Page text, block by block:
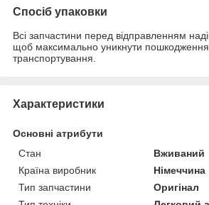
Спосіб упаковки
Всі запчастини перед відправленням
щоб максимально уникнути пошкодження
транспортування.
Характеристики
Основні атрибути
Стан
Вживаний
Країна виробник
Німеччина
Тип запчастини
Оригінал